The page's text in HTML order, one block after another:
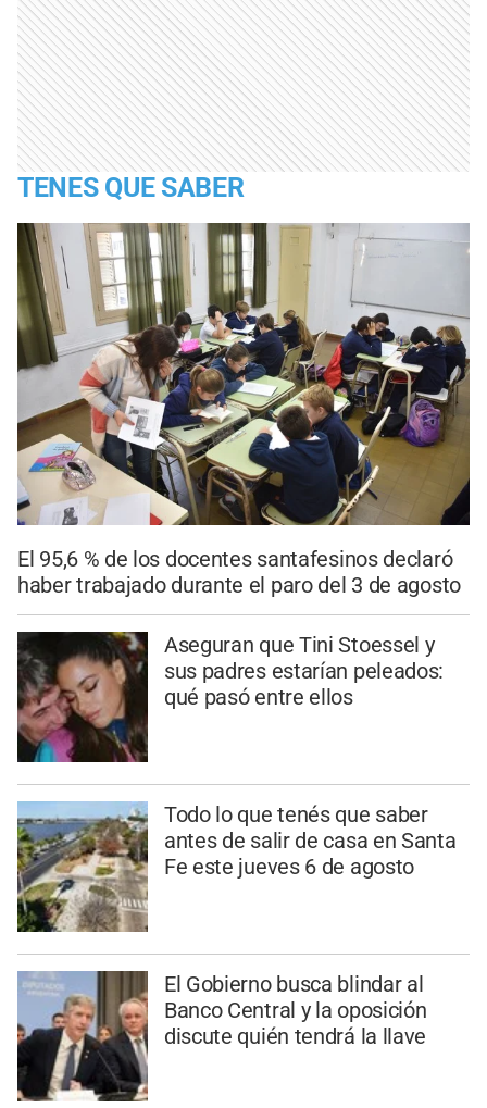
TENES QUE SABER
El 95,6 % de los docentes santafesinos declaró
haber trabajado durante el paro del 3 de agosto
Aseguran que Tini Stoessel y
sus padres estarían peleados:
qué pasó entre ellos
Todo lo que tenés que saber
antes de salir de casa en Santa
Fe este jueves 6 de agosto
El Gobierno busca blindar al
Banco Central y la oposición
discute quién tendrá la llave